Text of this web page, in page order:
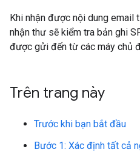
Khi nhận được nội dung email
nhận thư sẽ kiểm tra bản ghi
được gửi đến từ các máy chủ
Trên trang này
Trước khi bạn bắt đầu
Bước 1: Xác định tất cả